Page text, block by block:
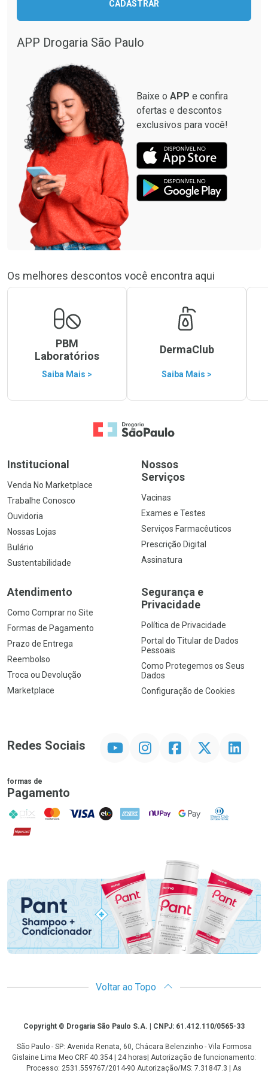
Comprar sem Desconto
Comprar sem Desconto
Comprar sem Desconto
Comprar sem Desconto
CADASTRAR
APP Drogaria São Paulo
Baixe o APP e confira
ofertas e descontos
exclusivos para você!
Os melhores descontos você encontra aqui
PBM
Laboratórios
Saiba Mais >
DermaClub
Saiba Mais >
Ir para a Home
Institucional
Venda No Marketplace
Trabalhe Conosco
Ouvidoria
Nossas Lojas
Bulário
Sustentabilidade
Nossos
Serviços
Vacinas
Exames e Testes
Serviços Farmacêuticos
Prescrição Digital
Assinatura
Atendimento
Como Comprar no Site
Formas de Pagamento
Prazo de Entrega
Reembolso
Troca ou Devolução
Marketplace
Segurança e
Privacidade
Política de Privacidade
Portal do Titular de Dados
Pessoais
Como Protegemos os Seus
Dados
Configuração de Cookies
Redes Sociais InstagramFacebookTwitter Linkedin
formas de
Pagamento
PIX MasterCard
VISA ELO AMEX NuPay Google PayDiners Club
Hipercard
Voltar ao Topo
CopyrightCopyright © Drogaria São Paulo S.A. | CNPJ: 61.412.110/0565-33
São Paulo - SP: Avenida Renata, 60, Chácara Belenzinho - Vila Formosa
Gislaine Lima Meo CRF 40.354 | 24 horas| Autorização de funcionamento:
Processo: 2531.559767/2014-90 Autorização/MS: 7.31847.3 | As